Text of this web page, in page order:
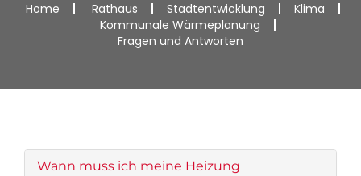
Home Rathaus Stadtentwicklung
Klima
Kommunale Wärmeplanung
Fragen und Antworten
Wann muss ich meine Heizung